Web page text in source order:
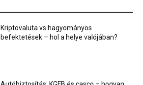
Kriptovaluta vs hagyományos
befektetések – hol a helye valójában?